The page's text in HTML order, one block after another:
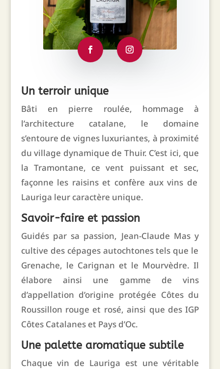
Un terroir unique
Bâti en pierre roulée, hommage à
l’architecture catalane, le domaine
s’entoure de vignes luxuriantes, à proximité
du village dynamique de Thuir. C’est ici, que
la Tramontane, ce vent puissant et sec,
façonne les raisins et confère aux vins de
Lauriga leur caractère unique.
Savoir-faire et passion
Guidés par sa passion, Jean-Claude Mas y
cultive des cépages autochtones tels que le
Grenache, le Carignan et le Mourvèdre. Il
élabore ainsi une gamme de vins
d’appellation d’origine protégée Côtes du
Roussillon rouge et rosé, ainsi que des IGP
Côtes Catalanes et Pays d’Oc.
Une palette aromatique subtile
Chaque vin de Lauriga est une véritable